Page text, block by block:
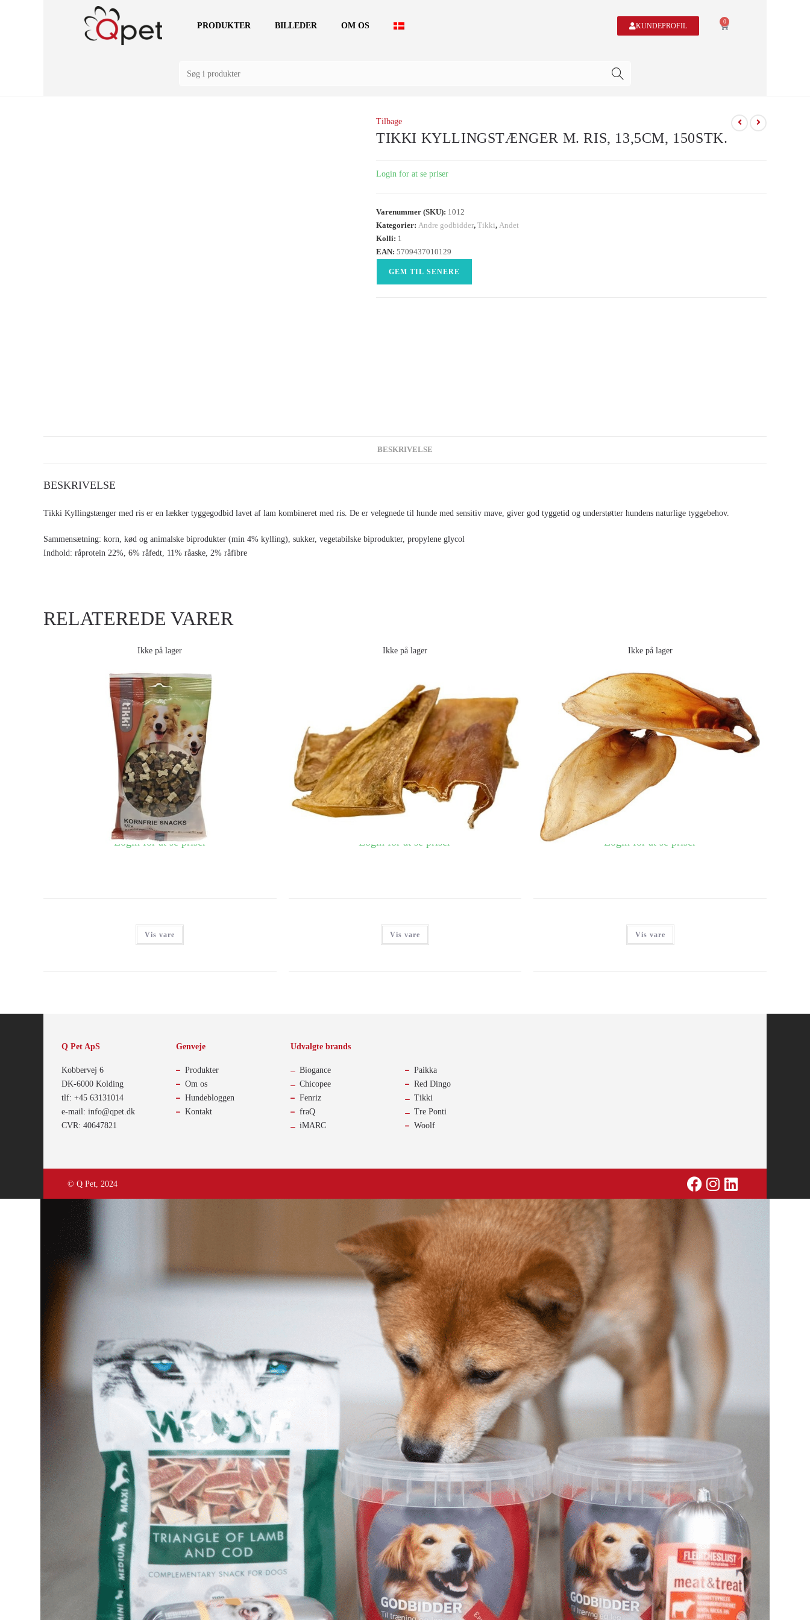
PRODUKTER BILLEDER OM OS KUNDEPROFIL 0
Tilbage
TIKKI KYLLINGSTÆNGER M. RIS, 13,5CM, 150STK.
Login for at se priser
Varenummer (SKU): 1012
Kategorier: Andre godbidder, Tikki, Andet
Kolli: 1
EAN: 5709437010129
GEM TIL SENERE
BESKRIVELSE
BESKRIVELSE
Tikki Kyllingstænger med ris er en lækker tyggegodbid lavet af lam kombineret med ris. De er velegnede til hunde med sensitiv mave, giver god tyggetid og understøtter hundens naturlige tyggebehov.
Sammensætning: korn, kød og animalske biprodukter (min 4% kylling), sukker, vegetabilske biprodukter, propylene glycol
Indhold: råprotein 22%, 6% råfedt, 11% råaske, 2% råfibre
RELATEREDE VARER
Ikke på lager
TIKKI KORNFRI KARTOFFEL MIX, 150G
Login for at se priser
Vis vare
Ikke på lager
TIKKI OKSEHOVEDHUD PLADER, 750G
Login for at se priser
Vis vare
Ikke på lager
TIKKI OKSEØRER MED MUSKEL
Login for at se priser
Vis vare
Q Pet ApS
Kobbervej 6
DK-6000 Kolding
tlf: +45 63131014
e-mail: info@qpet.dk
CVR: 40647821
Genveje
Produkter
Om os
Hundebloggen
Kontakt
Udvalgte brands
Biogance
Chicopee
Fenriz
fraQ
iMARC
Paikka
Red Dingo
Tikki
Tre Ponti
Woolf
© Q Pet, 2024